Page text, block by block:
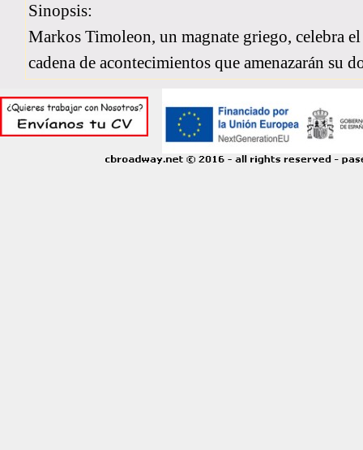
Sinopsis:
Markos Timoleon, un magnate griego, celebra
cadena de acontecimientos que amenazarán su